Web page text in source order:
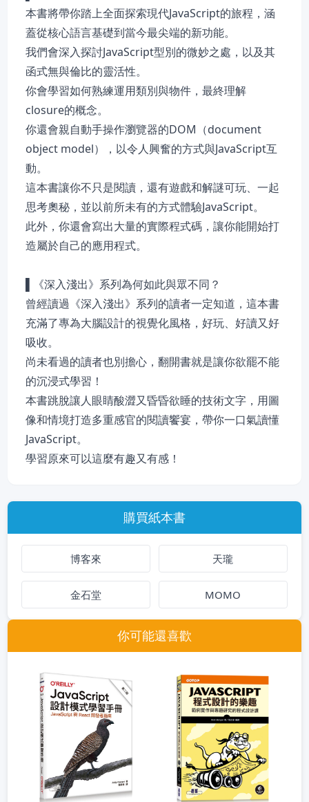
本書將帶你踏上全面探索現代JavaScript的旅程，涵
蓋從核心語言基礎到當今最尖端的新功能。
我們會深入探討JavaScript型別的微妙之處，以及其
函式無與倫比的靈活性。
你會學習如何熟練運用類別與物件，最終理解
closure的概念。
你還會親自動手操作瀏覽器的DOM（document
object model），以令人興奮的方式與JavaScript互
動。
這本書讓你不只是閱讀，還有遊戲和解謎可玩、一起
思考奧秘，並以前所未有的方式體驗JavaScript。
此外，你還會寫出大量的實際程式碼，讓你能開始打
造屬於自己的應用程式。
▌《深入淺出》系列為何如此與眾不同？
曾經讀過《深入淺出》系列的讀者一定知道，這本書
充滿了專為大腦設計的視覺化風格，好玩、好讀又好
吸收。
尚未看過的讀者也別擔心，翻開書就是讓你欲罷不能
的沉浸式學習！
本書跳脫讓人眼睛酸澀又昏昏欲睡的技術文字，用圖
像和情境打造多重感官的閱讀饗宴，帶你一口氣讀懂
JavaScript。
學習原來可以這麼有趣又有感！
購買紙本書
博客來 天瓏
金石堂 MOMO
你可能還喜歡